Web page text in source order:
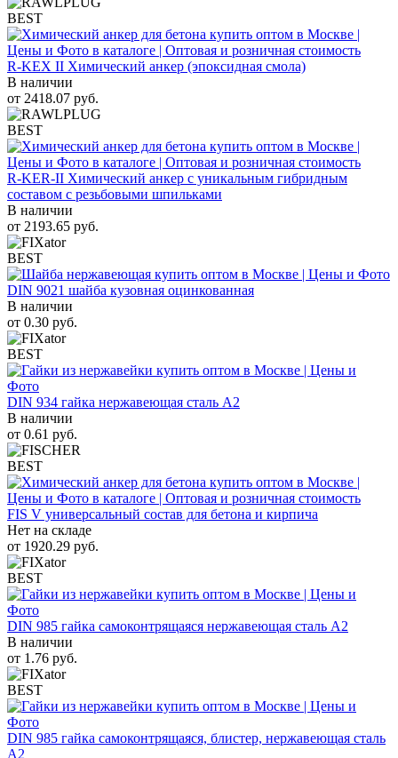
BEST
R-KEX II Химический анкер (эпоксидная смола)
В наличии
от 2418.07 руб.
BEST
R-KER-II Химический анкер с уникальным гибридным
составом с резьбовыми шпильками
В наличии
от 2193.65 руб.
BEST
DIN 9021 шайба кузовная оцинкованная
В наличии
от 0.30 руб.
BEST
DIN 934 гайка нержавеющая сталь A2
В наличии
от 0.61 руб.
BEST
FIS V универсальный состав для бетона и кирпича
Нет на складе
от 1920.29 руб.
BEST
DIN 985 гайка самоконтрящаяся нержавеющая сталь A2
В наличии
от 1.76 руб.
BEST
DIN 985 гайка самоконтрящаяся, блистер, нержавеющая сталь
A2